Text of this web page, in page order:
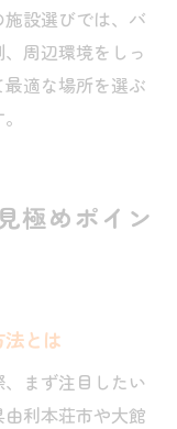
設選びでは、バ
周辺環境をしっ
適な場所を選ぶ
極めポイン
とは
まず注目したい
利本荘市や大館